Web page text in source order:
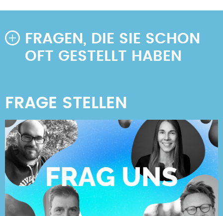
FRAGEN, DIE SIE SCHON
OFT GESTELLT HABEN